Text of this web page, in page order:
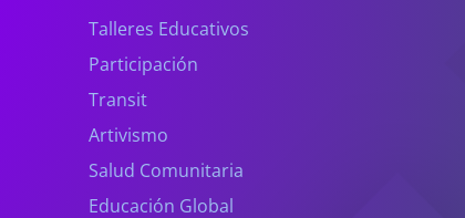
Talleres Educativos
Participación
Transit
Artivismo
Salud Comunitaria
Educación Global